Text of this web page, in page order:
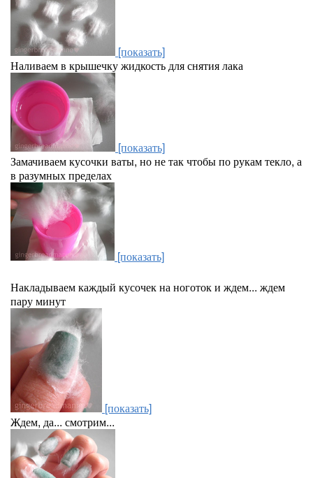
[показать]
Наливаем в крышечку жидкость для снятия лака
[показать]
Замачиваем кусочки ваты, но не так чтобы по рукам текло, а
в разумных пределах
[показать]
Накладываем каждый кусочек на ноготок и ждем... ждем
пару минут
[показать]
Ждем, да... смотрим...